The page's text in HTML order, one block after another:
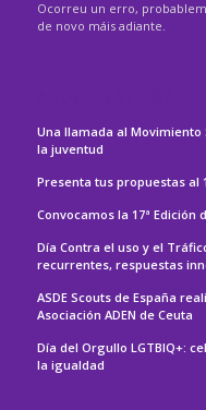
Ocorreu un erro,
de novo máis adiante.
Una llamada al
la juventud
Presenta tus propuestas al
Convocamos la 17ª Edición
Día Contra el uso y el
recurrentes, respuestas
ASDE Scouts de España
Asociación ADEN de Ceuta
Día del Orgullo LGTBIQ+:
la igualdad